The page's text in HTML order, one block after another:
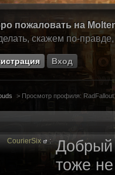
пожаловать на
скажем по-правде,
Вход
> Просмотр профиля:
CourierSix : Добрый
тоже